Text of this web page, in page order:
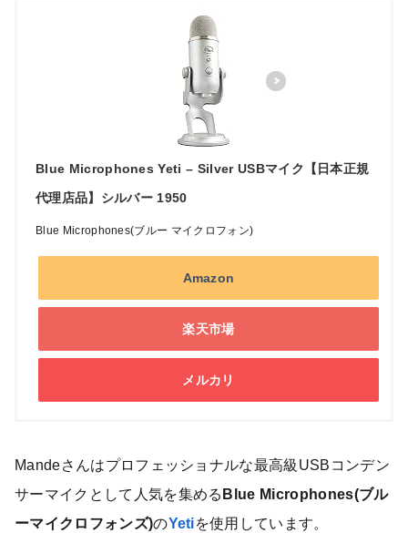
Blue Microphones Yeti – Silver USBマイク【日本正規
代理店品】シルバー 1950
Blue Microphones(ブルー マイクロフォン)
Amazon
楽天市場
メルカリ
Mandeさんはプロフェッショナルな最高級USBコンデン
サーマイクとして人気を集める Blue Microphones(ブル
ーマイクロフォンズ)のYetiを使用しています。